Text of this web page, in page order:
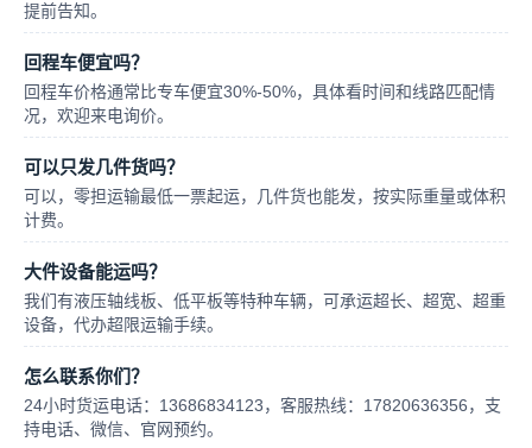
提前告知。
回程车便宜吗？
回程车价格通常比专车便宜30%-50%，具体看时间和线路匹配情
况，欢迎来电询价。
可以只发几件货吗？
可以，零担运输最低一票起运，几件货也能发，按实际重量或体积
计费。
大件设备能运吗？
我们有液压轴线板、低平板等特种车辆，可承运超长、超宽、超重
设备，代办超限运输手续。
怎么联系你们？
24小时货运电话：13686834123，客服热线：17820636356，支
持电话、微信、官网预约。